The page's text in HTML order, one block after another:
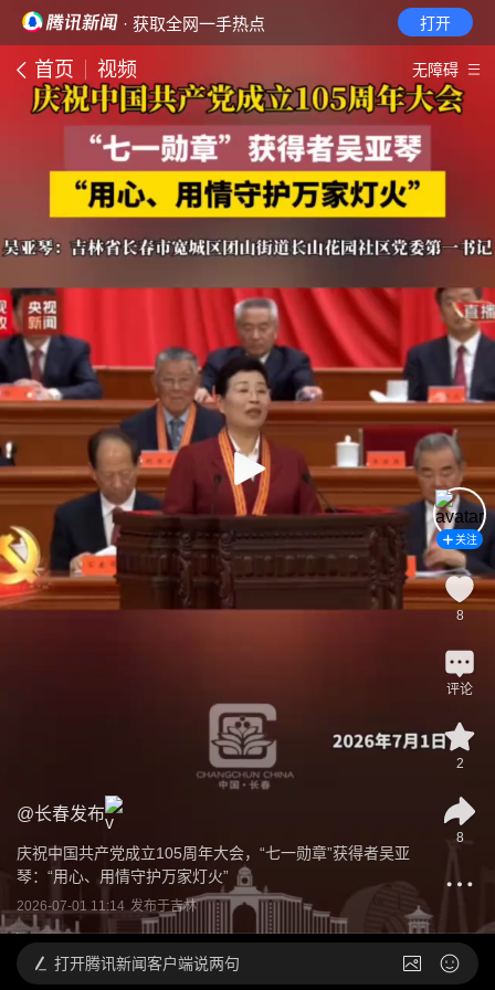
· 获取全网一手热点 打开
首页 视频 无障碍
@长春发布
庆祝中国共产党成立105周年大会，“七一勋章”获得者吴亚
琴：“用心、用情守护万家灯火”
2026-07-01 11:14 发布于吉林
关注
8
评论
2
8
打开腾讯新闻客户端说两句